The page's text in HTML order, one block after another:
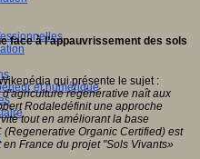
et numérique
face à l’appauvrissement des sols
qui présente le sujet :
d'agriculture régénérative naît aux
Rodaledéfinit une approche
tout en améliorant la base
Organic Certified) est
France du projet "Sols Vivants»